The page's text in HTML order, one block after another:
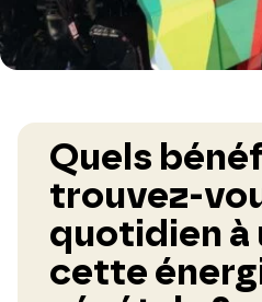
Quels
trouvez-
quotidien à
cette